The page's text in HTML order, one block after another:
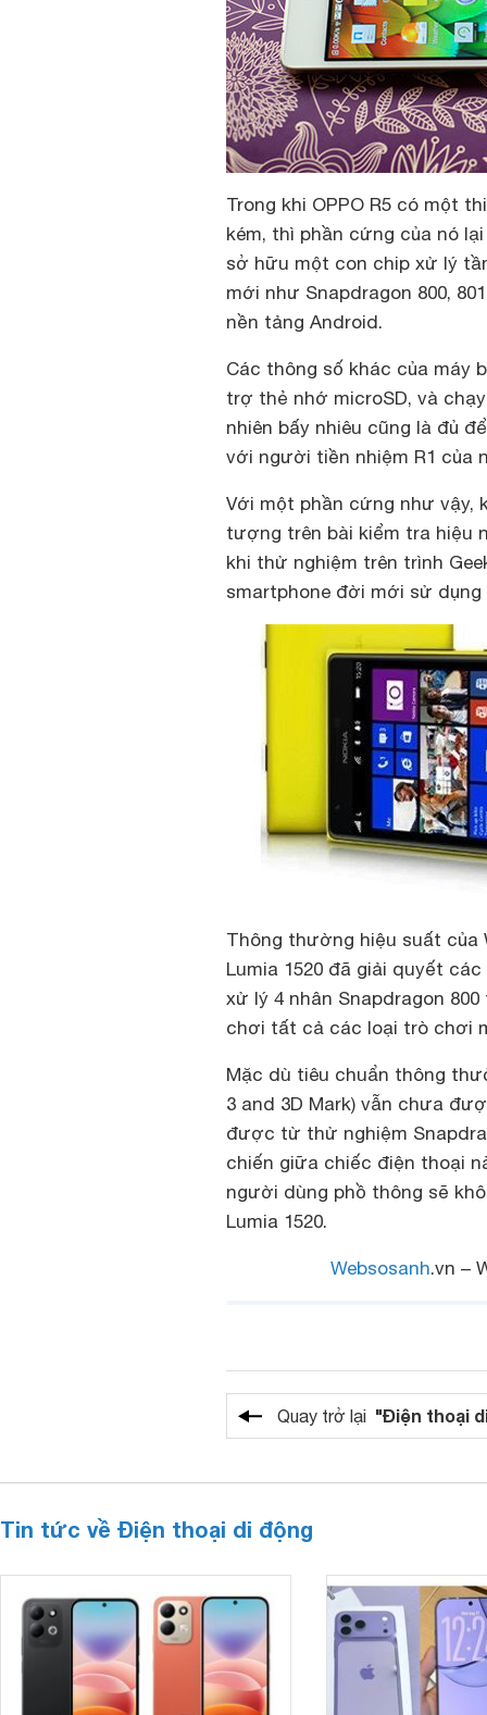
Trong khi OPPO R5 có một
kém, thì phần cứng của nó
sở hữu một con chip xử lý
mới như Snapdragon 800,
nền tảng Android.
Các thông số khác của máy
trợ thẻ nhớ microSD, và
nhiên bấy nhiêu cũng là đủ
với người tiền nhiệm R1 của
Với một phần cứng như vậy,
tượng trên bài kiểm tra hiệu
khi thử nghiệm trên trình
smartphone đời mới sử dụng
Thông thường hiệu suất của
Lumia 1520 đã giải quyết
xử lý 4 nhân Snapdragon
chơi tất cả các loại trò chơi
Mặc dù tiêu chuẩn thông
3 and 3D Mark) vẫn chưa
được từ thử nghiệm
chiến giữa chiếc điện thoại
người dùng phồ thông sẽ
Lumia 1520.
Websosanh.vn –
Quay trở lại "Điện thoại
Tin tức về Điện thoại di động